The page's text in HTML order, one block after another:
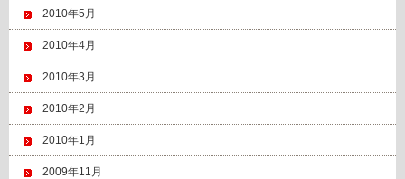
2010年5月
2010年4月
2010年3月
2010年2月
2010年1月
2009年11月